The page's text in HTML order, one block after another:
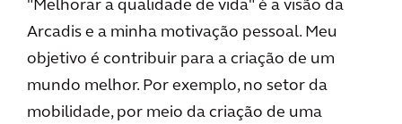
"Melhorar a qualidade de vida" é a visão da
Arcadis e a minha motivação pessoal. Meu
objetivo é contribuir para a criação de um
mundo melhor. Por exemplo, no setor da
mobilidade, por meio da criação de uma